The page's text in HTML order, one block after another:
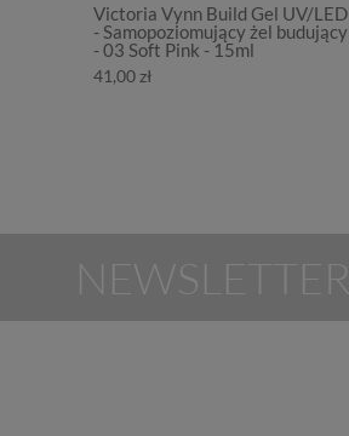
Victoria Vynn Build Gel UV/LED
- Samopoziomujący żel budujący
- 03 Soft Pink - 15ml
41,00 zł
NEWSLETTER